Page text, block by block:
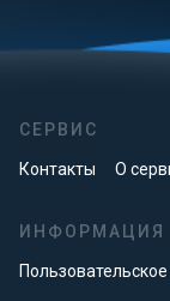
СЕРВИС
Контакты О
ИНФОРМАЦИЯ